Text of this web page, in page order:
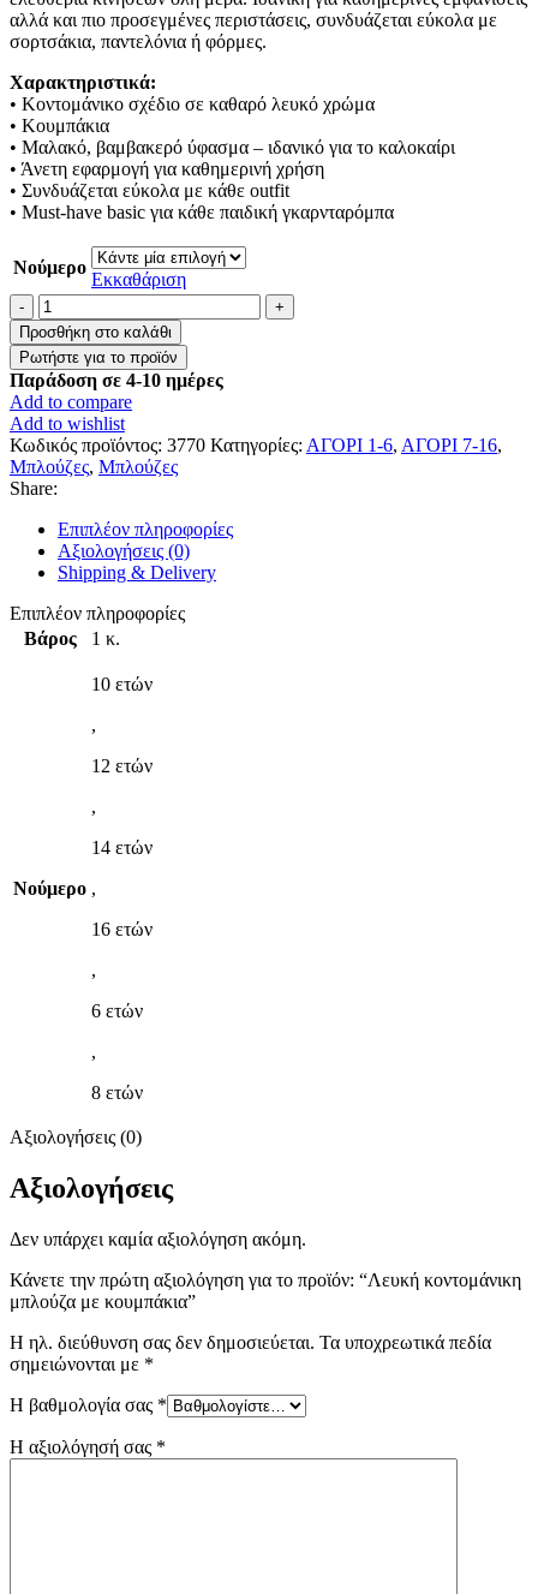
αλλά και πιο προσεγμένες περιστάσεις, συνδυάζεται εύκολα με
σορτσάκια, παντελόνια ή φόρμες.
Χαρακτηριστικά:
• Κοντομάνικο σχέδιο σε καθαρό λευκό χρώμα
• Κουμπάκια
• Μαλακό, βαμβακερό ύφασμα – ιδανικό για το καλοκαίρι
• Άνετη εφαρμογή για καθημερινή χρήση
• Συνδυάζεται εύκολα με κάθε outfit
• Must-have basic για κάθε παιδική γκαρνταρόμπα
Νούμερο
Εκκαθάριση
Λευκή
κοντομάνικη
μπλούζα
με
κουμπάκια
ποσότητα
Προσθήκη στο καλάθι
Παράδοση σε 4-10 ημέρες
Add to compare
Add to wishlist
Κωδικός προϊόντος: 3770 Κατηγορίες: ΑΓΟΡΙ 1-6, ΑΓΟΡΙ 7-16,
Μπλούζες, Μπλούζες
Share:
Επιπλέον πληροφορίες
Αξιολογήσεις (0)
Shipping & Delivery
Επιπλέον πληροφορίες
Βάρος
1 κ.
Νούμερο
10 ετών
,
12 ετών
,
14 ετών
,
16 ετών
,
6 ετών
,
8 ετών
Αξιολογήσεις (0)
Αξιολογήσεις
Δεν υπάρχει καμία αξιολόγηση ακόμη.
Κάνετε την πρώτη αξιολόγηση για το προϊόν: “Λευκή κοντομάνικη
μπλούζα με κουμπάκια”
Η ηλ. διεύθυνση σας δεν δημοσιεύεται. Τα υποχρεωτικά πεδία
σημειώνονται με *
Η βαθμολογία σας *
Η αξιολόγησή σας *